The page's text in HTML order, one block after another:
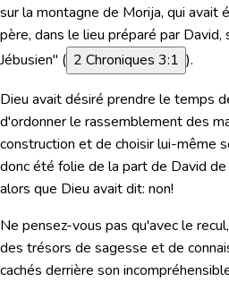
sur la montagne de Morija, qui avait
père, dans le lieu préparé par David,
Jébusien" ( 2 Chroniques 3:1 ).
Dieu avait désiré prendre le temps
d'ordonner le rassemblement des
construction et de choisir lui-même
donc été folie de la part de David
alors que Dieu avait dit: non!
Ne pensez-vous pas qu'avec le
des trésors de sagesse et de
cachés derrière son